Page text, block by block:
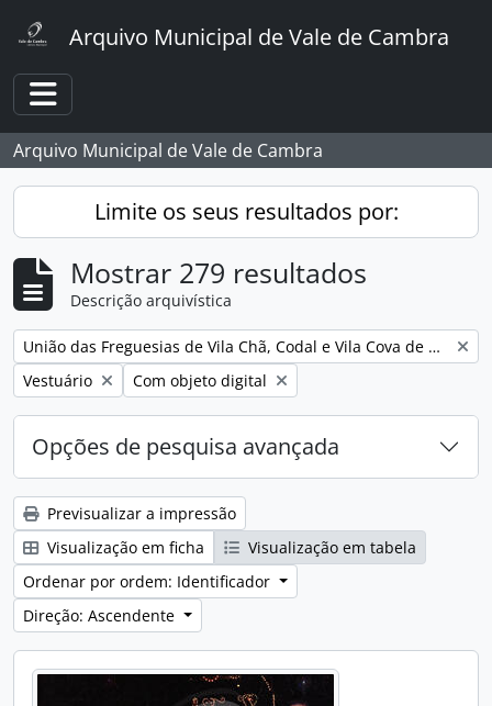
Arquivo Municipal de Vale de Cambra
Toggle navigation
Arquivo Municipal de Vale de Cambra
Limite os seus resultados por:
Mostrar 279 resultados
Descrição arquivística
Remover filtro:
União das Freguesias de Vila Chã, Codal e Vila Cova de Perrinho
Remover filtro:
Vestuário Remover filtro:
Com objeto digital
Opções de pesquisa avançada
Previsualizar a impressão
Visualização em ficha
Visualização em tabela
Ordenar por ordem: Identificador
Direção: Ascendente